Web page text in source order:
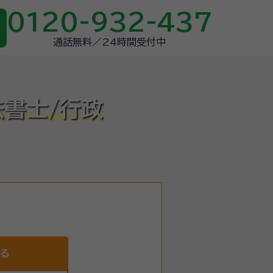
0120-932-437
通話無料／24時間受付中
書士/行政